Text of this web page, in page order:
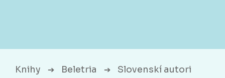
Knihy ➔ Beletria ➔ Slovenskí autori